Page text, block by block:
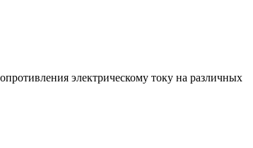
электрическому току на различных